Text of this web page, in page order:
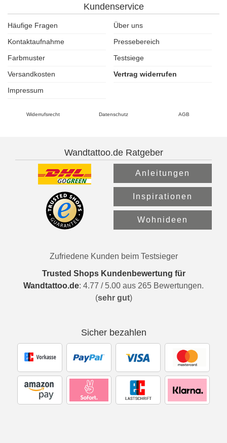
Kundenservice
Häufige Fragen
Über uns
Kontaktaufnahme
Pressebereich
Farbmuster
Testsiege
Versandkosten
Vertrag widerrufen
Impressum
Widerrufsrecht Datenschutz AGB
Wandtattoo.de Ratgeber
Anleitungen
Inspirationen
Wohnideen
Zufriedene Kunden beim Testsieger
Trusted Shops Kundenbewertung für
Wandtattoo.de: 4.77 / 5.00 aus 265 Bewertungen.
(sehr gut)
Sicher bezahlen